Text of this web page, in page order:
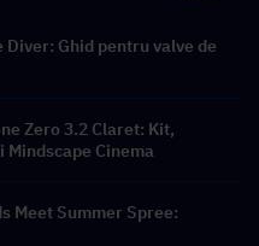
Ghid pentru valve de
Zero 3.2 Claret: Kit,
Cinema
Meet Summer Spree: